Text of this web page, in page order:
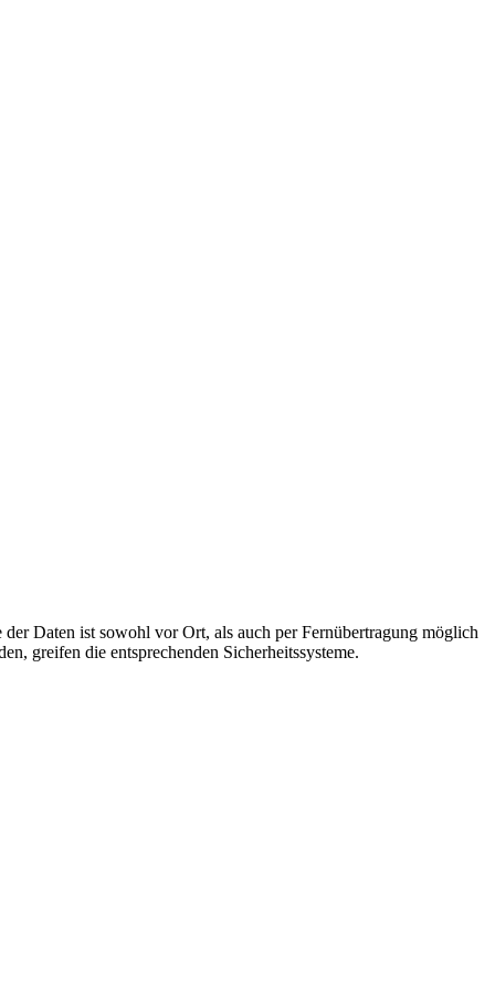
Daten ist sowohl vor Ort, als auch per Fernübertragung möglich
greifen die entsprechenden Sicherheitssysteme.